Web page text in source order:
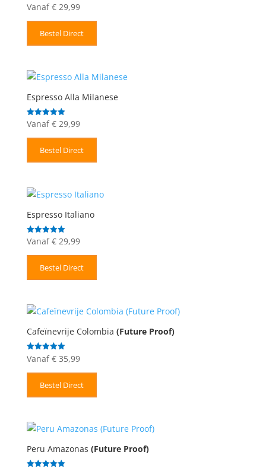
Gewaardeerd
4.71
Vanaf €29,99
Bestel Direct
Espresso Alla Milanese
Gewaardeerd
5.00
uit 5
Vanaf €29,99
Bestel Direct
Espresso Italiano
Gewaardeerd
5.00
uit 5
Vanaf €29,99
Bestel Direct
Cafeïnevrije Colombia (Future Proof)
Gewaardeerd
5.00
Vanaf €35,99
Bestel Direct
Peru Amazonas (Future Proof)